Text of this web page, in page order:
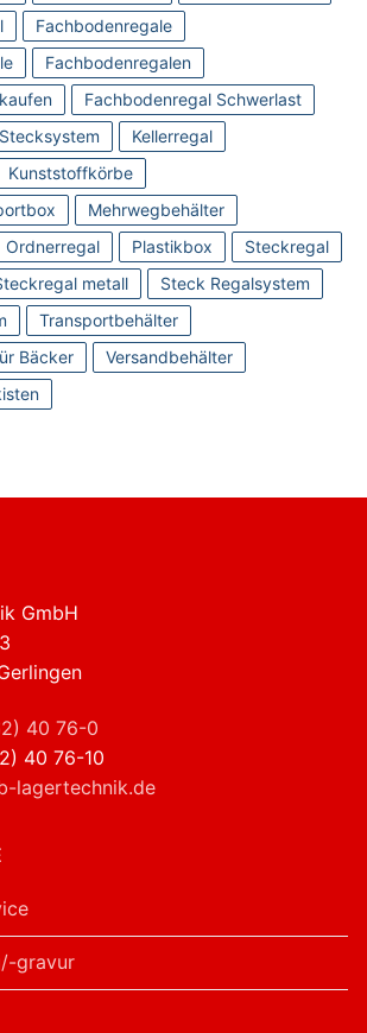
Fachbodenregale
Fachbodenregalen
Fachbodenregal Schwerlast
Kellerregal
Kunststoffkörbe
Mehrwegbehälter
Ordnerregal Plastikbox
Steckregal
metall
Steck Regalsystem
Transportbehälter
Bäcker
Versandbehälter
GmbH
40 76-0
40 76-10
lagertechnik.de
gravur